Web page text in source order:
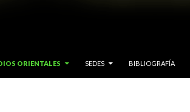
ORIENTALES SEDES BIBLIOGRAFÍA